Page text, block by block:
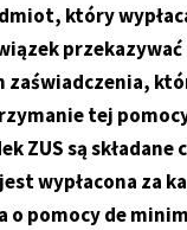
który
przekazywać
zaświadczenia,
tej
ZUS są składane
wypłacona za
o pomocy de